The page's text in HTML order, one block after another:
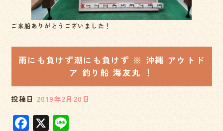
ご来船ありがとうございました！
雨にも負けず潮にも負けず ※ 沖縄 アウトド
ア 釣り船 海友丸 ！
投稿日 2019年2月20日
F X